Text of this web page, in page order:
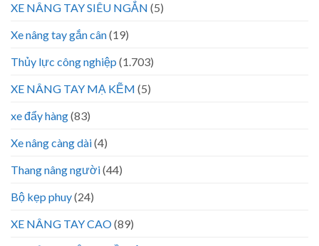
XE NÂNG TAY SIÊU NGẮN (5)
Xe nâng tay gắn cân(19)
Thủy lực công nghiệp (1.703)
XE NÂNG TAY MẠ KẼM (5)
xe đẩy hàng(83)
Xe nâng càng dài(4)
Thang nâng người(44)
Bộ kẹp phuy(24)
XE NÂNG TAY CAO(89)